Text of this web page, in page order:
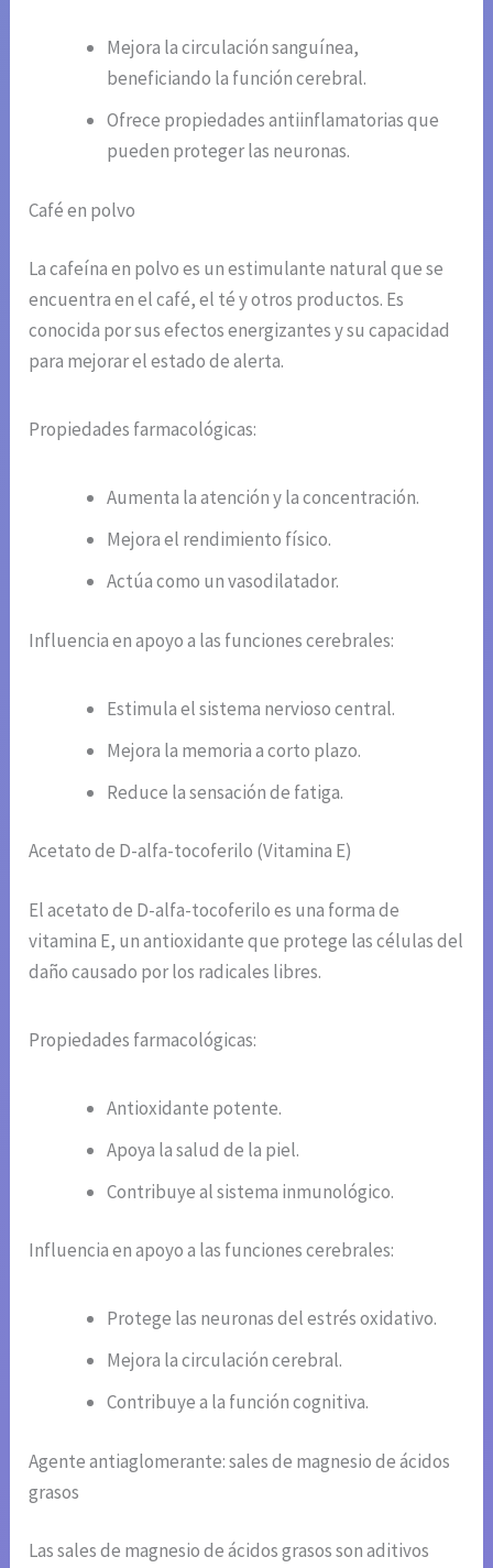
Mejora la circulación sanguínea,
beneficiando la función cerebral.
Ofrece propiedades antiinflamatorias que
pueden proteger las neuronas.
Café en polvo
La cafeína en polvo es un estimulante natural que se
encuentra en el café, el té y otros productos. Es
conocida por sus efectos energizantes y su capacidad
para mejorar el estado de alerta.
Propiedades farmacológicas:
Aumenta la atención y la concentración.
Mejora el rendimiento físico.
Actúa como un vasodilatador.
Influencia en apoyo a las funciones cerebrales:
Estimula el sistema nervioso central.
Mejora la memoria a corto plazo.
Reduce la sensación de fatiga.
Acetato de D-alfa-tocoferilo (Vitamina E)
El acetato de D-alfa-tocoferilo es una forma de
vitamina E, un antioxidante que protege las células del
daño causado por los radicales libres.
Propiedades farmacológicas:
Antioxidante potente.
Apoya la salud de la piel.
Contribuye al sistema inmunológico.
Influencia en apoyo a las funciones cerebrales:
Protege las neuronas del estrés oxidativo.
Mejora la circulación cerebral.
Contribuye a la función cognitiva.
Agente antiaglomerante: sales de magnesio de ácidos
grasos
Las sales de magnesio de ácidos grasos son aditivos